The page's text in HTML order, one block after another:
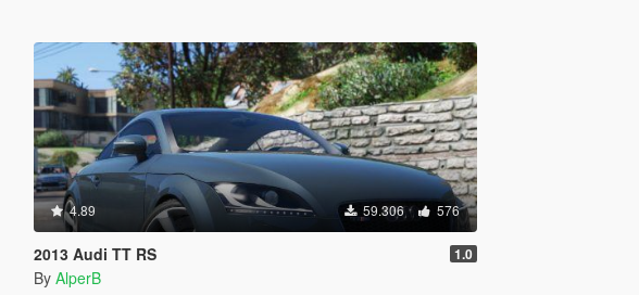
4.89 59.306 576
2013 Audi TT RS 1.0
By AlperB